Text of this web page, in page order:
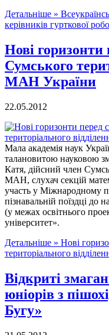
Детальніше »
керівників гурткової
Нові горизонти
Сумського
МАН України
22.05.2012
Мала академія наук
талановитою науковою
Катя, дійсний член
МАН, слухач секцій
участь у Міжнародному
пізнавальній поїздці до
(у межах освітнього
університет».
Детальніше » Нові
територіального
Відкриті
юніорів з
Бугу»